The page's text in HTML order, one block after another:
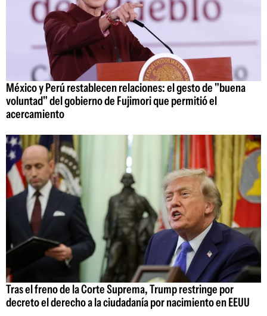
México y Perú restablecen relaciones: el gesto de "buena
voluntad" del gobierno de Fujimori que permitió el
acercamiento
Tras el freno de la Corte Suprema, Trump restringe por
decreto el derecho a la ciudadanía por nacimiento en EEUU